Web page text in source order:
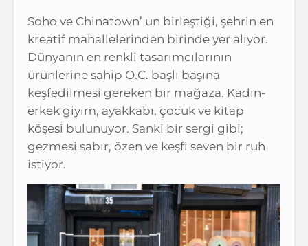
Soho ve Chinatown’ un birleştiği, şehrin en
kreatif mahallelerinden birinde yer alıyor.
Dünyanın en renkli tasarımcılarının
ürünlerine sahip O.C. başlı başına
keşfedilmesi gereken bir mağaza. Kadın-
erkek giyim, ayakkabı, çocuk ve kitap
köşesi bulunuyor. Sanki bir sergi gibi;
gezmesi sabır, özen ve keşfi seven bir ruh
istiyor.